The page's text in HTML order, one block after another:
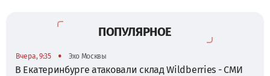
ПОПУЛЯРНОЕ
Вчера, 9:35 • Эхо Москвы
В Екатеринбурге атаковали склад Wildberries - СМИ